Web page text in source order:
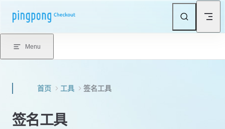
Skip to content
Menu
首页 工具 签名工具
签名工具